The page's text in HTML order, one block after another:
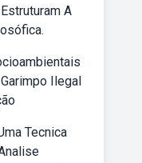
A
Ilegal
Tecnica